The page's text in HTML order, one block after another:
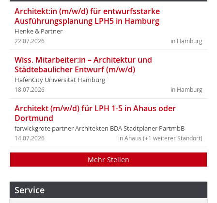
Architekt:in (m/w/d) für entwurfsstarke
Ausführungsplanung LPH5 in Hamburg
Henke & Partner
in Hamburg
22.07.2026
Wiss. Mitarbeiter:in – Architektur und
Städtebaulicher Entwurf (m/w/d)
HafenCity Universität Hamburg
in Hamburg
18.07.2026
Architekt (m/w/d) für LPH 1-5 in Ahaus oder
Dortmund
farwickgrote partner Architekten BDA Stadtplaner PartmbB
in Ahaus (+1 weiterer Standort)
14.07.2026
Mehr Stellen
Service